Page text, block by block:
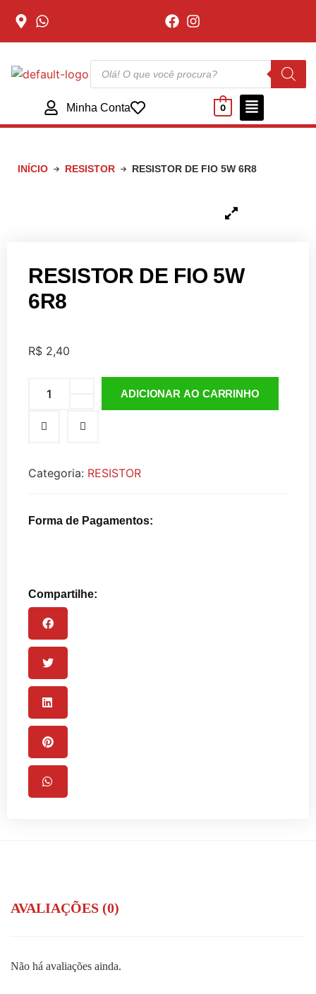
Minha Conta 0
INÍCIO RESISTOR RESISTOR DE FIO 5W 6R8
RESISTOR DE FIO 5W
6R8
R$ 2,40
ADICIONAR AO CARRINHO
Categoria: RESISTOR
Forma de Pagamentos:
Compartilhe:
AVALIAÇÕES (0)
Não há avaliações ainda.